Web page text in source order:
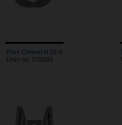
Pres Çenesi H 32 V
Ürün no. 570685